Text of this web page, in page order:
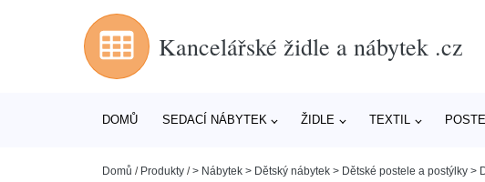
Kancelářské židle a nábytek .cz
DOMŮ SEDACÍ NÁBYTEK ŽIDLE TEXTIL
Domů / Produkty /> Nábytek > Dětský nábytek > Dětské postele a postýlky >